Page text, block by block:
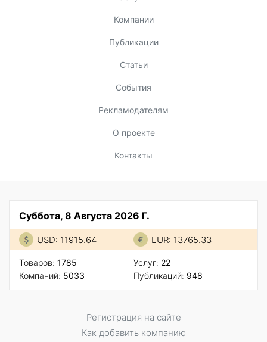
Компании
Публикации
Статьи
События
Рекламодателям
О проекте
Контакты
Суббота, 8 Августа 2026 Г.
USD: 11915.64 EUR: 13765.33
Товаров: 1785
Компаний: 5033
Услуг: 22
Публикаций: 948
Регистрация на сайте
Как добавить компанию